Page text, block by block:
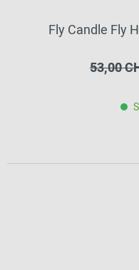
Fly Candle Fly
53,00